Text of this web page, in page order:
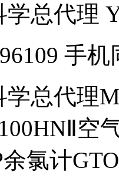
学总代理
手机
总代理
空
氯计